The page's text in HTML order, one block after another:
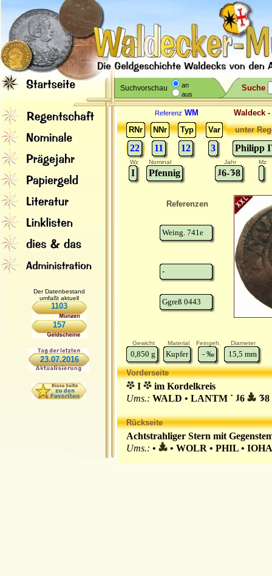
Suchvorschau
an
aus
Suche
Der Datenbestand
umfaßt aktuell
1103
157
23.07.2016
Referenz WM
RNr
NNr Typ Var
22 11 12 3
unter
Philipp
Wz Nominal Jahr Mz
I Pfennig 6- 8
Referenzen
Weing. 741e
-
Ggreß 0443
Gewicht Material Feingeh. Diameter
0,850 g Kupfer - ‰ 15,5 mm
Vorderseite
I
im Kordelkreis
Ums.: WALD • LANTM ˙ 6 8
Rückseite
Achtstrahliger Stern mit
Ums.: • • WOLR • PHIL •